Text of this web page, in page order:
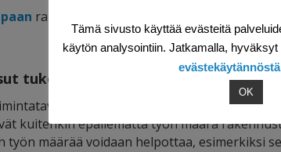
rakennusurakan päätoteuttajan
tukevat näitä toimintatapoja?
on selvästi yhteiskunnallinen
kuitenkin epäilemättä työn määrä
työn määrää voidaan helpottaa, esimerkiksi
Tämä sivusto käyttää evästeitä
käytön analysointiin. Jatkamalla,
OK